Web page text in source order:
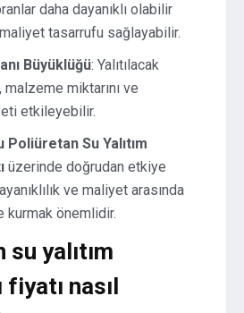
daha dayanıklı olabilir
tasarrufu sağlayabilir.
Büyüklüğü: Yalıtılacak
malzeme miktarını ve
etkileyebilir.
Poliüretan Su Yalıtım
üzerinde doğrudan etkiye
ve maliyet arasında
kurmak önemlidir.
yalıtım
fiyatı nasıl